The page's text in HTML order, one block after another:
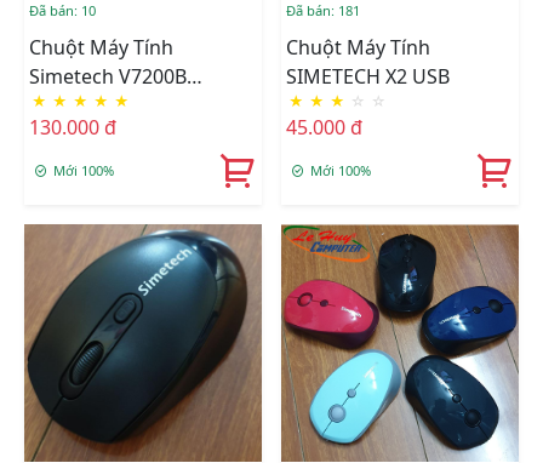
Đã bán: 10
Chuột Máy Tính
Simetech V7200B
Bluetooth 3.0- 5.0 +
Wireless Đa Năng(
Mouse 6 Nút+ Croll Kim
★ ★ ★ ★ ★
130.000 đ
Mới 100%
Đã bán: 181
Chuột Máy Tính
SIMETECH X2 USB
★ ★ ★ ☆ ☆
45.000 đ
Mới 100%